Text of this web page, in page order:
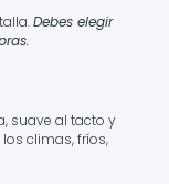
Debes elegir
suave al tacto y
climas, fríos,